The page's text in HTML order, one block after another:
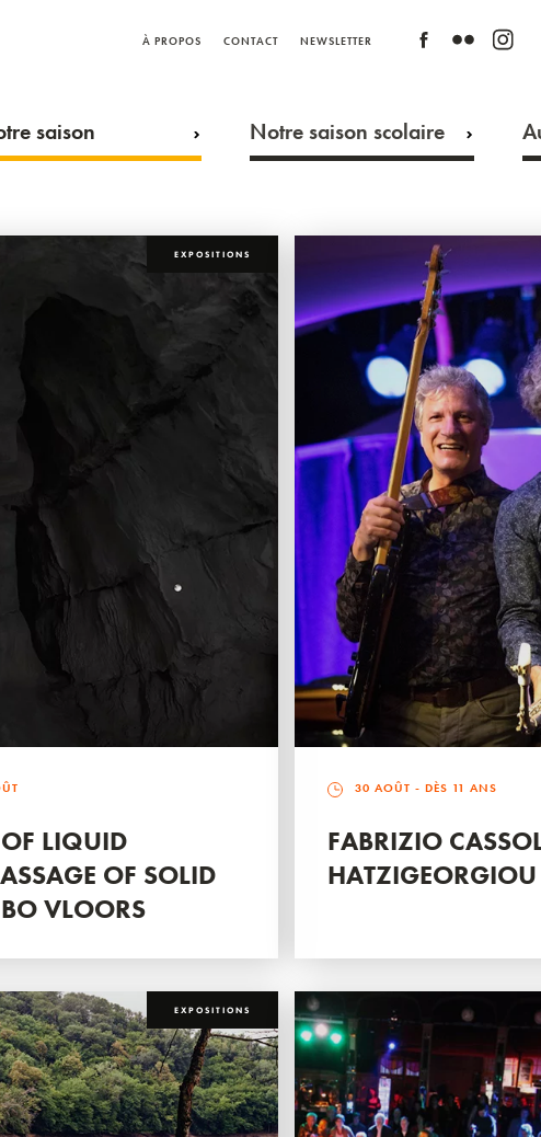
À PROPOS CONTACT NEWSLETTER
saison Notre saison scolaire
EXPOSITIONS
OF LIQUID
OF SOLID
VLOORS
30 AOÛT - DÈS 11 ANS
FABRIZIO
HATZIGEORGIOU
EXPOSITIONS